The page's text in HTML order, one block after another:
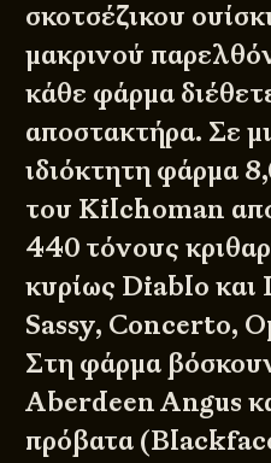
σκοτσέζικου
μακρινού
κάθε φάρμα
αποστακτήρα. Σε
ιδιόκτητη φάρμα
του Kilchoman
440 τόνους
κυρίως Diablo και
Sassy, Concerto,
Στη φάρμα
Aberdeen Angus
πρόβατα